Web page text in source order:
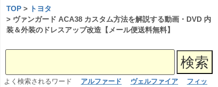
TOP
トヨタ
ヴァンガード ACA38 カスタム方法を解説する動画・DVD 内
装＆外装のドレスアップ改造【メール便送料無料】
よく検索されるワード アルファード ヴェルファイア
フィッ